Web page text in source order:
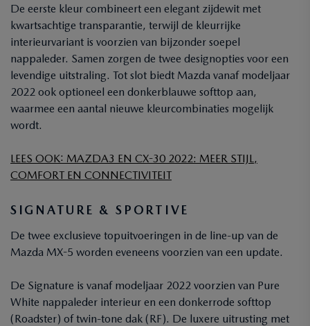
De eerste kleur combineert een elegant zijdewit met
kwartsachtige transparantie, terwijl de kleurrijke
interieurvariant is voorzien van bijzonder soepel
nappaleder. Samen zorgen de twee designopties voor een
levendige uitstraling. Tot slot biedt Mazda vanaf modeljaar
2022 ook optioneel een donkerblauwe softtop aan,
waarmee een aantal nieuwe kleurcombinaties mogelijk
wordt.
LEES OOK: MAZDA3 EN CX-30 2022: MEER STIJL,
COMFORT EN CONNECTIVITEIT
SIGNATURE & SPORTIVE
De twee exclusieve topuitvoeringen in de line-up van de
Mazda MX-5 worden eveneens voorzien van een update.
De Signature is vanaf modeljaar 2022 voorzien van Pure
White nappaleder interieur en een donkerrode softtop
(Roadster) of twin-tone dak (RF). De luxere uitrusting met